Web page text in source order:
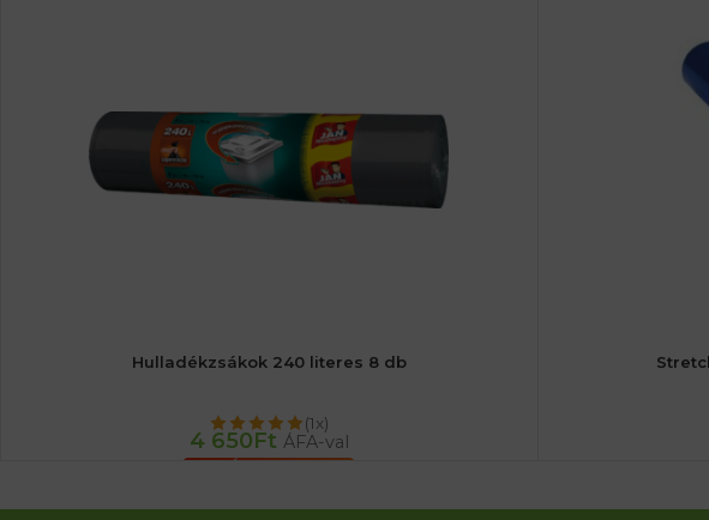
Hulladékzsákok 240 literes 8 db
(1x)
4 650Ft ÁFA-val
KOSÁRBA TESZEM